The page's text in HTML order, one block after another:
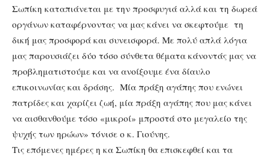
Σωπίκη καταπιάνεται με την προσφυγιά αλλά και τη δωρεά
οργάνων καταφέρνοντας να μας κάνει να σκεφτούμε τη
δική μας προσφορά και συνεισφορά. Με πολύ απλά λόγια
μας παρουσιάζει δύο τόσο σύνθετα θέματα κάνοντάς μας να
προβληματιστούμε και να ανοίξουμε ένα δίαυλο
επικοινωνίας και δράσης. Μία πράξη αγάπης που ενώνει
πατρίδες και χαρίζει ζωή, μία πράξη αγάπης που μας κάνει
να αισθανθούμε τόσο «μικροί» μπροστά στο μεγαλείο της
ψυχής των ηρώων» τόνισε ο κ. Γιούνης.
Τις επόμενες ημέρες η κα Σωπίκη θα επισκεφθεί και τα